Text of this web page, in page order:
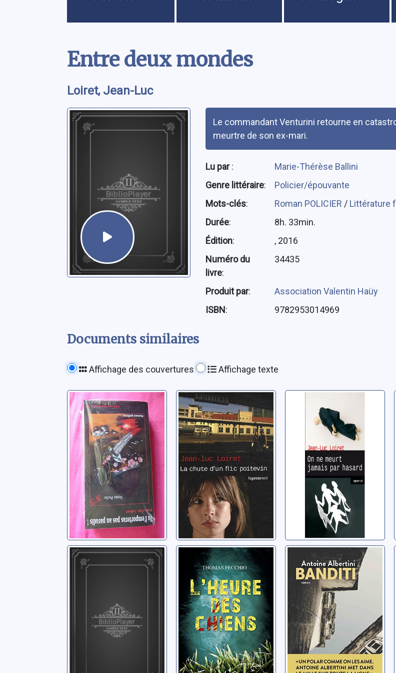
Entre deux mondes
Loiret, Jean-Luc
Le commandant Venturini retourne en
meurtre de son ex-mari.
Lu par:
Marie-Thérèse Ballini
Genre littéraire:
Policier/épouvante
Mots-clés: Roman POLICIER / Littérature
Durée:
8h. 33min.
Édition:
, 2016
Numéro du
livre:
34435
Produit par:
Association Valentin Haüy
ISBN: 9782953014969
Documents similaires
Affichage des couvertures Affichage texte
Tu l'emporteras
pas au paradis !
Loiret, Jean-Luc
La chute d'un flic
poitevin
Loiret, Jean-Luc
jamais par
hasard
Loiret, Jean-Luc
Les Autres
L'heure des
chiens
Fecchio, Thomas
Banditi
Albertini, Antoine